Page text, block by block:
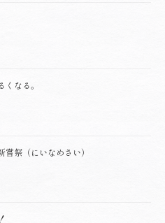
なる。
嘗祭（にいなめさい）